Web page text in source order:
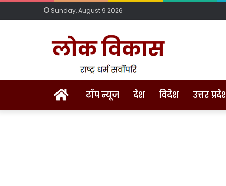
Sunday, August 9 2026
Homeटॉप न्यूज देश विदेश उत्तर